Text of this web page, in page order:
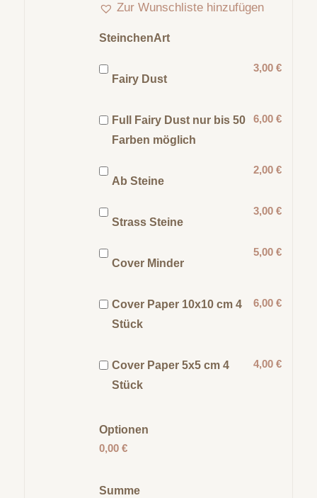
Zur Wunschliste hinzufügen
SteinchenArt
Fairy Dust
3,00 €
Full Fairy Dust nur bis 50
Farben möglich
6,00 €
Ab Steine
2,00 €
Strass Steine
3,00 €
Cover Minder
5,00 €
Cover Paper 10x10 cm 4
Stück
6,00 €
Cover Paper 5x5 cm 4
Stück
4,00 €
Optionen
0,00 €
Summe